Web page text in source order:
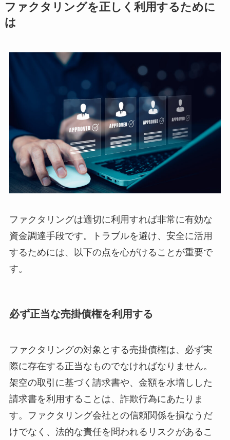
ファクタリングを正しく利用するために
は
ファクタリングは適切に利用すれば非常に有効な
資金調達手段です。トラブルを避け、安全に活用
するためには、以下の点を心がけることが重要で
す。
必ず正当な売掛債権を利用する
ファクタリングの対象とする売掛債権は、必ず実
際に存在する正当なものでなければなりません。
架空の取引に基づく請求書や、金額を水増しした
請求書を利用することは、詐欺行為にあたりま
す。ファクタリング会社との信頼関係を損なうだ
けでなく、法的な責任を問われるリスクがあるこ